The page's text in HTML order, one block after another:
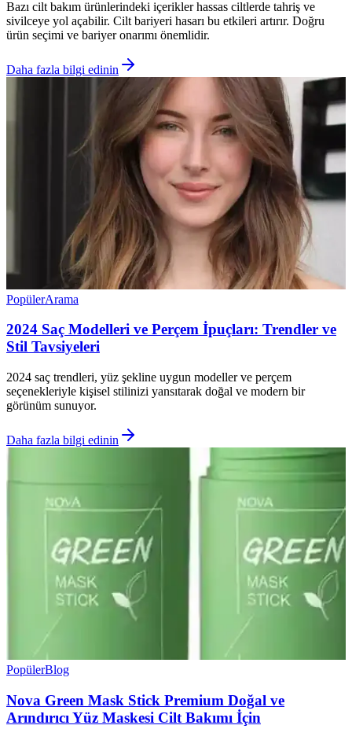
Bazı cilt bakım ürünlerindeki içerikler hassas ciltlerde tahriş ve
sivilceye yol açabilir. Cilt bariyeri hasarı bu etkileri artırır. Doğru
ürün seçimi ve bariyer onarımı önemlidir.
Daha fazla bilgi edinin
PopülerArama
2024 Saç Modelleri ve Perçem İpuçları: Trendler ve
Stil Tavsiyeleri
2024 saç trendleri, yüz şekline uygun modeller ve perçem
seçenekleriyle kişisel stilinizi yansıtarak doğal ve modern bir
görünüm sunuyor.
Daha fazla bilgi edinin
PopülerBlog
Nova Green Mask Stick Premium Doğal ve
Arındırıcı Yüz Maskesi Cilt Bakımı İçin